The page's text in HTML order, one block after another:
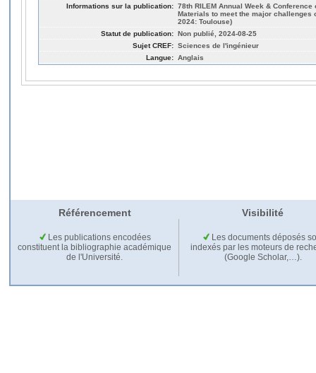
Informations sur la publication: 78th RILEM Annual Week &
Materials to meet the major challenges
2024: Toulouse)
Statut de publication: Non publié, 2024-08-25
Sujet CREF: Sciences de l'ingénieur
Langue: Anglais
Référencement Visibilité
Les publications encodées
constituent la bibliographie académique
de l'Université.
Les documents déposés
indexés par les moteurs de
(Google Scholar,…).